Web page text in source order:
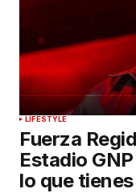
LIFESTYLE
Fuerza
Estadio
lo que